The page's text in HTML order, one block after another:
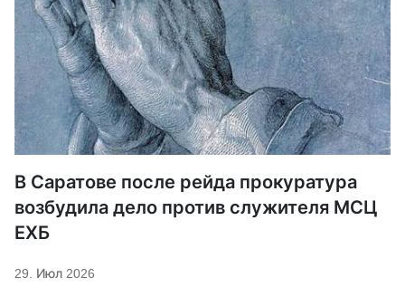
В Саратове после рейда прокуратура
возбудила дело против служителя МСЦ
ЕХБ
29. Июл 2026